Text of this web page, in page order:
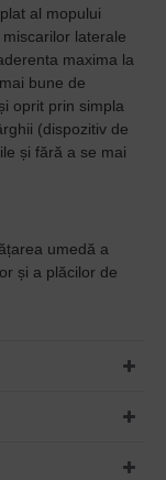
al mopului
laterale
maxima la
bune de
oprit prin simpla
(dispozitiv de
și fără a se mai
umedă a
și a plăcilor de